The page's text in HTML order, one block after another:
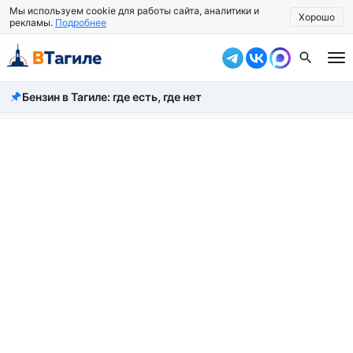
Мы используем cookie для работы сайта, аналитики и
рекламы. Подробнее Хорошо
Все новости
Бензин в Тагиле: где есть, где нет